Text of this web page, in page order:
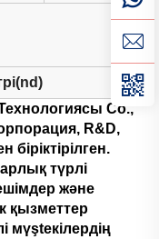
Co.,
R&D,
біріктірілген.
түрлі
және
қызметтер
мүştекілердің